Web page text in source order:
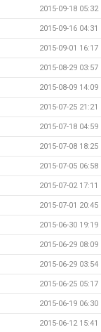
2015-09-18 05:32
2015-09-16 04:31
2015-09-01 16:17
2015-08-29 03:57
2015-08-09 14:09
2015-07-25 21:21
2015-07-18 04:59
2015-07-08 18:25
2015-07-05 06:58
2015-07-02 17:11
2015-07-01 20:45
2015-06-30 19:19
2015-06-29 08:09
2015-06-29 03:54
2015-06-25 05:17
2015-06-19 06:30
2015-06-12 15:41